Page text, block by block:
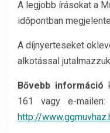
A legjobb írásokat a
időpontban
A díjnyerteseket
alkotással
Bővebb információ
161 vagy e-mailen:
http://